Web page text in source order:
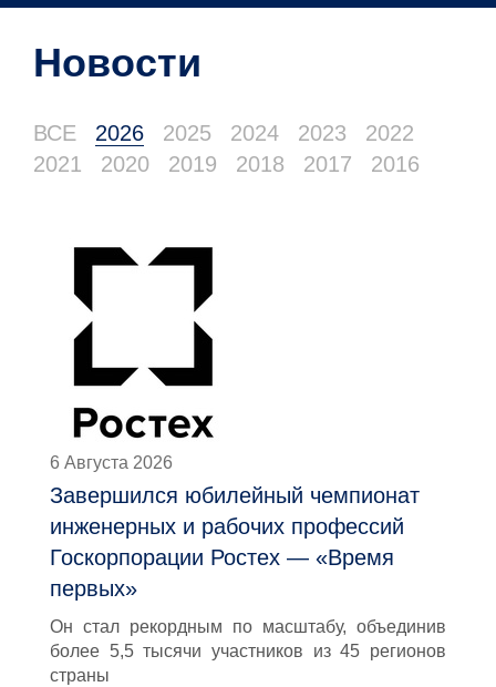
Новости
ВСЕ 2026 2025 2024 2023
2022
2021
2020 2019 2018 2017 2016
6 Августа 2026
Завершился юбилейный чемпионат
инженерных и рабочих профессий
Госкорпорации Ростех — «Время
первых»
Он стал рекордным по масштабу, объединив
более 5,5 тысячи участников из 45 регионов
страны